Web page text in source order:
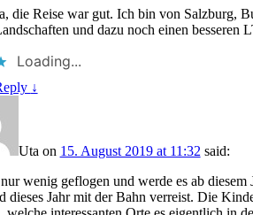
die Reise war gut. Ich bin von Salzburg,
und dazu noch einen besseren
Loading...
↓
Uta on 15. August 2019 at 11:32 said:
wenig geflogen und werde es ab
dieses Jahr mit der Bahn verreist. Die